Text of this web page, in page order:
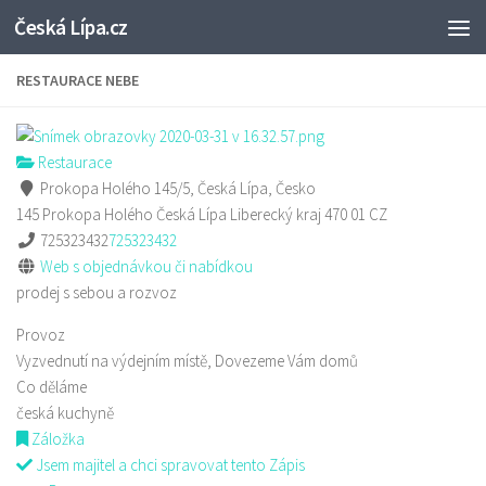
Skip to content
Česká Lípa.cz
RESTAURACE NEBE
Restaurace
Prokopa Holého 145/5, Česká Lípa, Česko
145 Prokopa Holého Česká Lípa Liberecký kraj470 01 CZ
725323432725323432
Web s objednávkou či nabídkou
prodej s sebou a rozvoz
Provoz
Vyzvednutí na výdejním místě, Dovezeme Vám domů
Co děláme
česká kuchyně
Záložka
Jsem majitel a chci spravovat tento Zápis